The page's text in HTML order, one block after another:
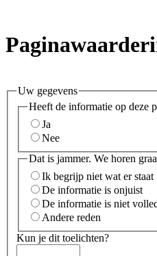
Uw gegevens
Heeft de informatie op deze
Ja
Nee
Dat is jammer. We horen
Ik begrijp niet wat er staat
De informatie is onjuist
De informatie is niet
Andere reden
Kun je dit toelichten?